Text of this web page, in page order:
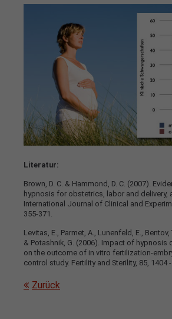
Literatur:
Brown, D. C. & Hammond, D. C. (2007).
hypnosis for obstetrics, labor and delivery,
International Journal of Clinical and
355-371.
Levitas, E., Parmet, A., Lunenfeld, E., Bentov,
& Potashnik, G. (2006). Impact of hypnosis
on the outcome of in vitro fertilization-
control study. Fertility and Sterility, 85, 1404 -
Zurück